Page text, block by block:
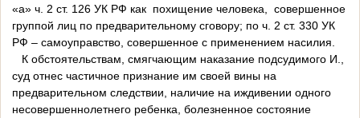
«а» ч. 2 ст. 126 УК РФ как похищение человека, совершенное
группой лиц по предварительному сговору; по ч. 2 ст. 330 УК
РФ – самоуправство, совершенное с применением насилия.
К обстоятельствам, смягчающим наказание подсудимого И.,
суд отнес частичное признание им своей вины на
предварительном следствии, наличие на иждивении одного
несовершеннолетнего ребенка, болезненное состояние